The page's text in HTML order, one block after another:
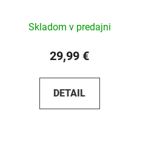
Skladom v predajni
29,99 €
DETAIL